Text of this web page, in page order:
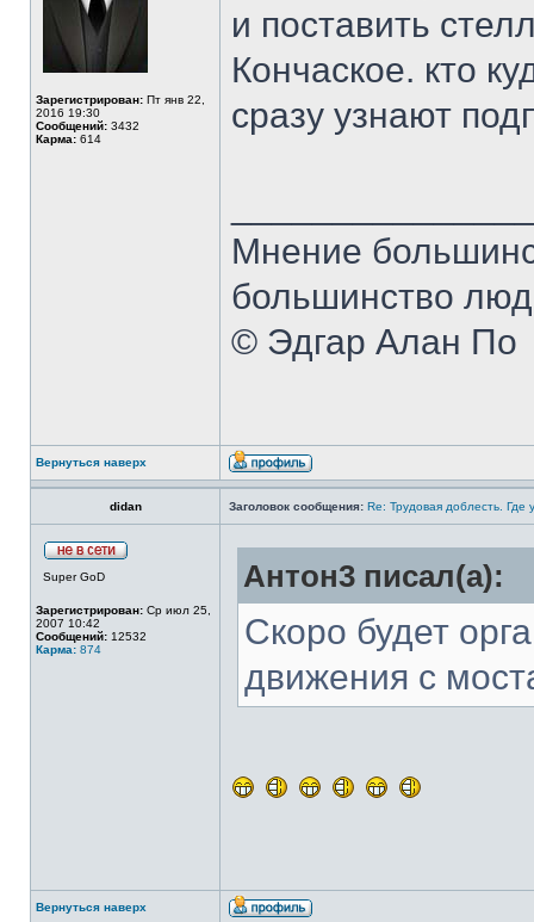
Зарегистрирован: Пт янв 22,
2016 19:30
Сообщений: 3432
Карма: 614
и поставить
Кончаское. кто
сразу узнают
Мнение
большинство
© Эдгар Алан По
Вернуться наверх
didan Заголовок сообщения: Re: Трудовая доблесть. Где
Super GoD
Зарегистрирован: Ср июл 25,
2007 10:42
Сообщений: 12532
Карма: 874
Антон3 писал(а):
Скоро будет
движения с
Вернуться наверх